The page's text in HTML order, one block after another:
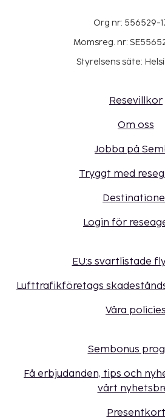
Org nr: 556529-
Momsreg. nr:
Styrelsens säte:
Resevillkor
Om oss
Jobba på
Tryggt med
Login för
EU:s svartlistade
Lufttrafikföretags
Våra policies
Sembonus
Få erbjudanden, tips och
vårt
Presentkort